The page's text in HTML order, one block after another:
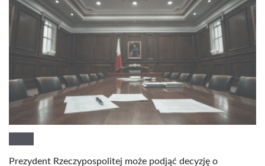
Prezydent Rzeczypospolitej może podjąć decyzję o